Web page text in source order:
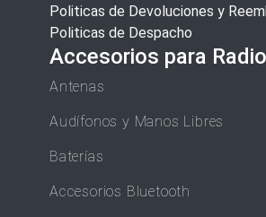
Politicas de Devoluciones y
Politicas de Despacho
Accesorios para
Antenas
Audífonos y Manos Libres
Baterías
Accesorios Bluetooth